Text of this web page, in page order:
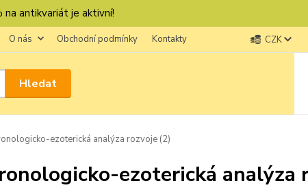
na antikvariát je aktivní!
O nás Obchodní podmínky Kontakty CZK
Hledat
ezoterická analýza rozvoje (2)
ezoterická analýza